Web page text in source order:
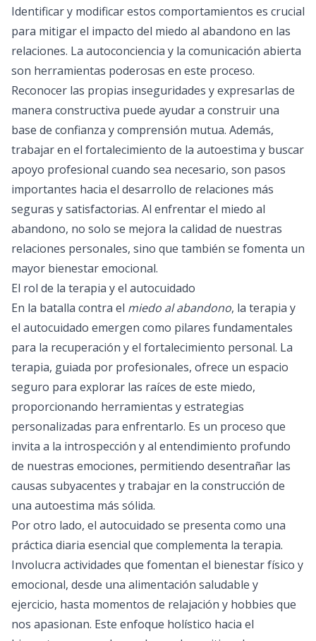
Identificar y modificar estos comportamientos es crucial
para mitigar el impacto del miedo al abandono en las
relaciones. La autoconciencia y la comunicación abierta
son herramientas poderosas en este proceso.
Reconocer las propias inseguridades y expresarlas de
manera constructiva puede ayudar a construir una
base de confianza y comprensión mutua. Además,
trabajar en el fortalecimiento de la autoestima y buscar
apoyo profesional cuando sea necesario, son pasos
importantes hacia el desarrollo de relaciones más
seguras y satisfactorias. Al enfrentar el miedo al
abandono, no solo se mejora la calidad de nuestras
relaciones personales, sino que también se fomenta un
mayor bienestar emocional.
El rol de la terapia y el autocuidado
En la batalla contra el miedo al abandono, la terapia y
el autocuidado emergen como pilares fundamentales
para la recuperación y el fortalecimiento personal. La
terapia, guiada por profesionales, ofrece un espacio
seguro para explorar las raíces de este miedo,
proporcionando herramientas y estrategias
personalizadas para enfrentarlo. Es un proceso que
invita a la introspección y al entendimiento profundo
de nuestras emociones, permitiendo desentrañar las
causas subyacentes y trabajar en la construcción de
una autoestima más sólida.
Por otro lado, el autocuidado se presenta como una
práctica diaria esencial que complementa la terapia.
Involucra actividades que fomentan el bienestar físico y
emocional, desde una alimentación saludable y
ejercicio, hasta momentos de relajación y hobbies que
nos apasionan. Este enfoque holístico hacia el